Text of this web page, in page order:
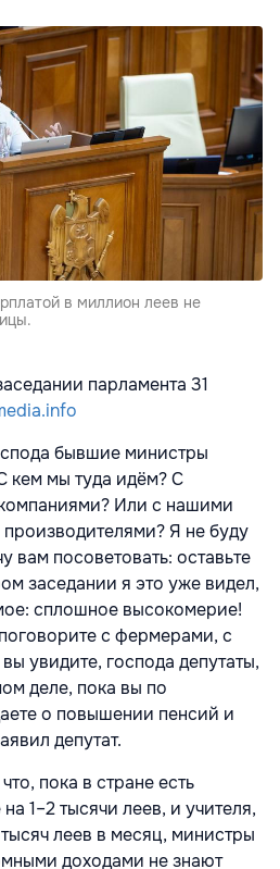
в миллион леев не
парламента 31
бывшие министры
кем мы туда идём? С
Или с нашими
Я не буду
вам посоветовать: оставьте
заседании я это уже видел,
сплошное высокомерие!
с фермерами, с
увидите, господа депутаты,
деле, пока вы по
о повышении пенсий и
депутат.
пока в стране есть
1–2 тысячи леев, и учителя,
леев в месяц, министры
доходами не знают